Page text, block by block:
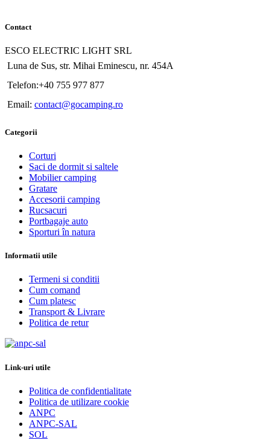
Contact
ESCO ELECTRIC LIGHT SRL
Luna de Sus, str. Mihai Eminescu, nr. 454A
Telefon:+40 755 977 877
Email: contact@gocamping.ro
Categorii
Corturi
Saci de dormit si saltele
Mobilier camping
Gratare
Accesorii camping
Rucsacuri
Portbagaje auto
Sporturi în natura
Informatii utile
Termeni si conditii
Cum comand
Cum platesc
Transport & Livrare
Politica de retur
Link-uri utile
Politica de confidentialitate
Politica de utilizare cookie
ANPC
ANPC-SAL
SOL